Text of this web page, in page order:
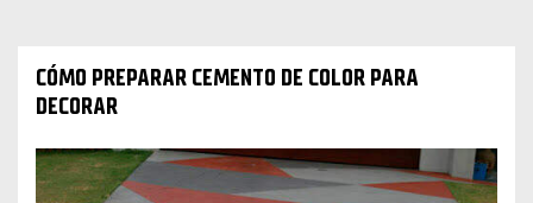
CÓMO PREPARAR CEMENTO DE COLOR PARA
DECORAR